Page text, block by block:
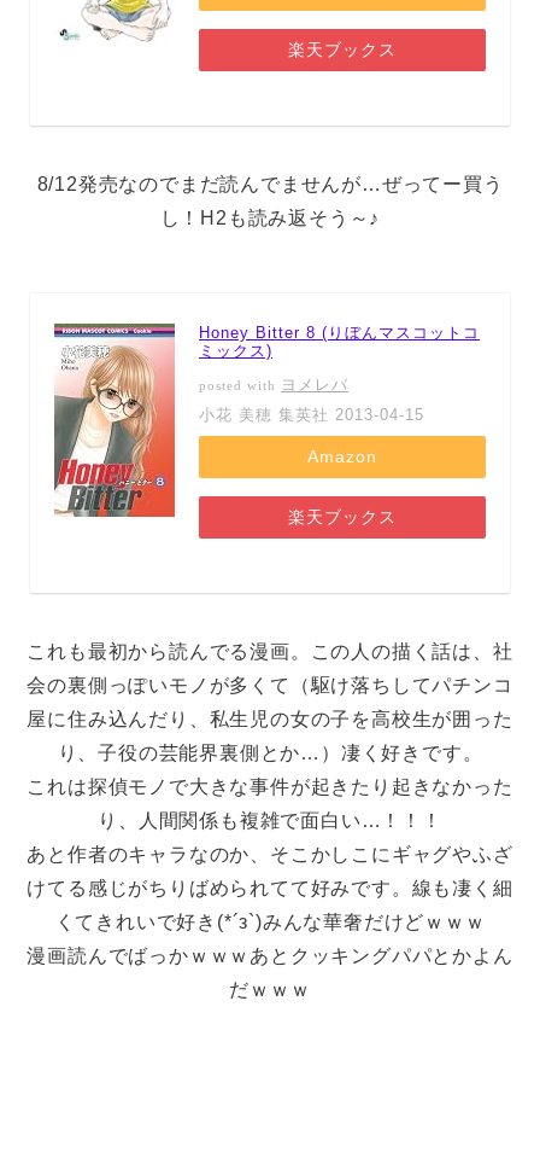
楽天ブックス
8/12発売なのでまだ読んでませんが…ぜってー買う
し！H2も読み返そう～♪
Honey Bitter 8 (りぼんマスコットコ
ミックス)
posted with
ヨメレバ
小花 美穂 集英社 2013-04-15
Amazon
楽天ブックス
これも最初から読んでる漫画。この人の描く話は、社
会の裏側っぽいモノが多くて（駆け落ちしてパチンコ
屋に住み込んだり、私生児の女の子を高校生が囲った
り、子役の芸能界裏側とか…）凄く好きです。
これは探偵モノで大きな事件が起きたり起きなかった
り、人間関係も複雑で面白い…！！！
あと作者のキャラなのか、そこかしこにギャグやふざ
けてる感じがちりばめられてて好みです。線も凄く細
くてきれいで好き(*´з`)みんな華奢だけどｗｗｗ
漫画読んでばっかｗｗｗあとクッキングパパとかよん
だｗｗｗ